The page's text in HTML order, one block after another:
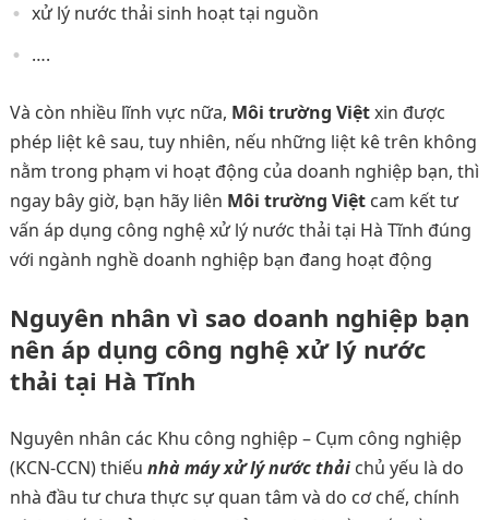
xử lý nước thải sinh hoạt tại nguồn
….
Và còn nhiều lĩnh vực nữa, Môi trường Việtxin được
phép liệt kê sau, tuy nhiên, nếu những liệt kê trên không
nằm trong phạm vi hoạt động của doanh nghiệp bạn, thì
ngay bây giờ, bạn hãy liên Môi trường Việtcam kết tư
vấn áp dụng công nghệ xử lý nước thải tại Hà Tĩnh đúng
với ngành nghề doanh nghiệp bạn đang hoạt động
Nguyên nhân vì sao doanh nghiệp bạn
nên áp dụng công nghệ xử lý nước
thải tại Hà Tĩnh
Nguyên nhân các Khu công nghiệp – Cụm công nghiệp
(KCN-CCN) thiếu nhà máy xử lý nước thảichủ yếu là do
nhà đầu tư chưa thực sự quan tâm và do cơ chế, chính